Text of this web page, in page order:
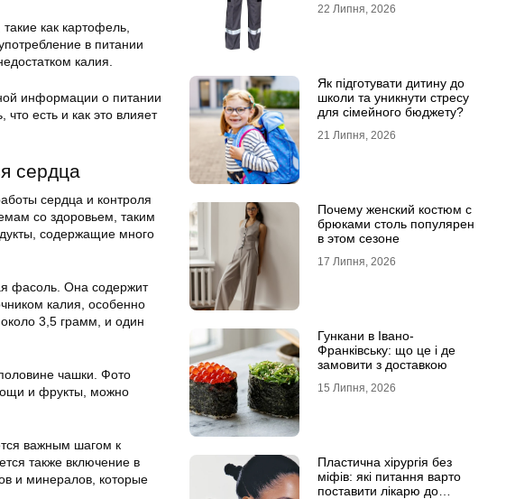
как картофель,
в питании
калия.
информации о питании
есть и как это влияет
сердца
сердца и контроля
со здоровьем, таким
содержащие много
фасоль. Она содержит
калия, особенно
3,5 грамм, и один
чашки. Фото
и фрукты, можно
важным шагом к
также включение в
и минералов, которые
22 Липня, 2026
Як підготувати дитину до
школи та уникнути стресу
для сімейного бюджету?
21 Липня, 2026
Почему женский костюм с
брюками столь популярен
в этом сезоне
17 Липня, 2026
Гункани в Івано-
Франківську: що це і де
замовити з доставкою
15 Липня, 2026
Пластична хірургія без
міфів: які питання варто
поставити лікарю до